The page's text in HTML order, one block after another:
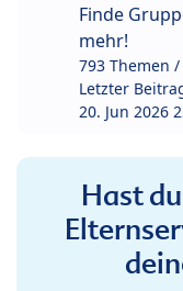
Finde
mehr!
793 Themen
Letzter
20. Jun 2026
Hast